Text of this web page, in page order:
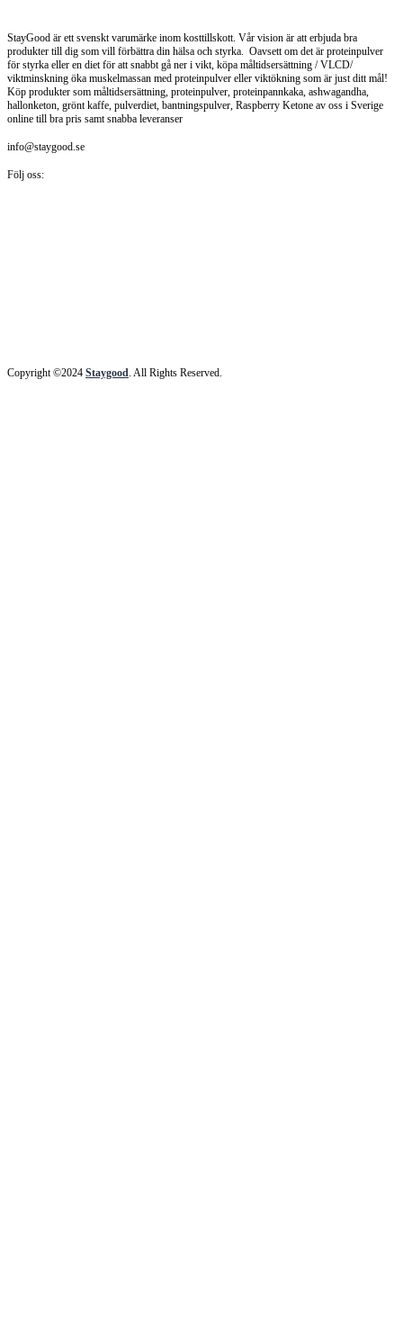
StayGood är ett svenskt varumärke inom kosttillskott. Vår vision är att erbjuda bra
produkter till dig som vill förbättra din hälsa och styrka. Oavsett om det är proteinpulver
för styrka eller en diet för att snabbt gå ner i vikt, köpa måltidsersättning / VLCD/
viktminskning öka muskelmassan med proteinpulver eller viktökning som är just ditt mål!
Köp produkter som måltidsersättning, proteinpulver, proteinpannkaka, ashwagandha,
hallonketon, grönt kaffe, pulverdiet, bantningspulver, Raspberry Ketone av oss i Sverige
online till bra pris samt snabba leveranser
info@staygood.se
Följ oss:
Copyright ©2024 Staygood. All Rights Reserved.